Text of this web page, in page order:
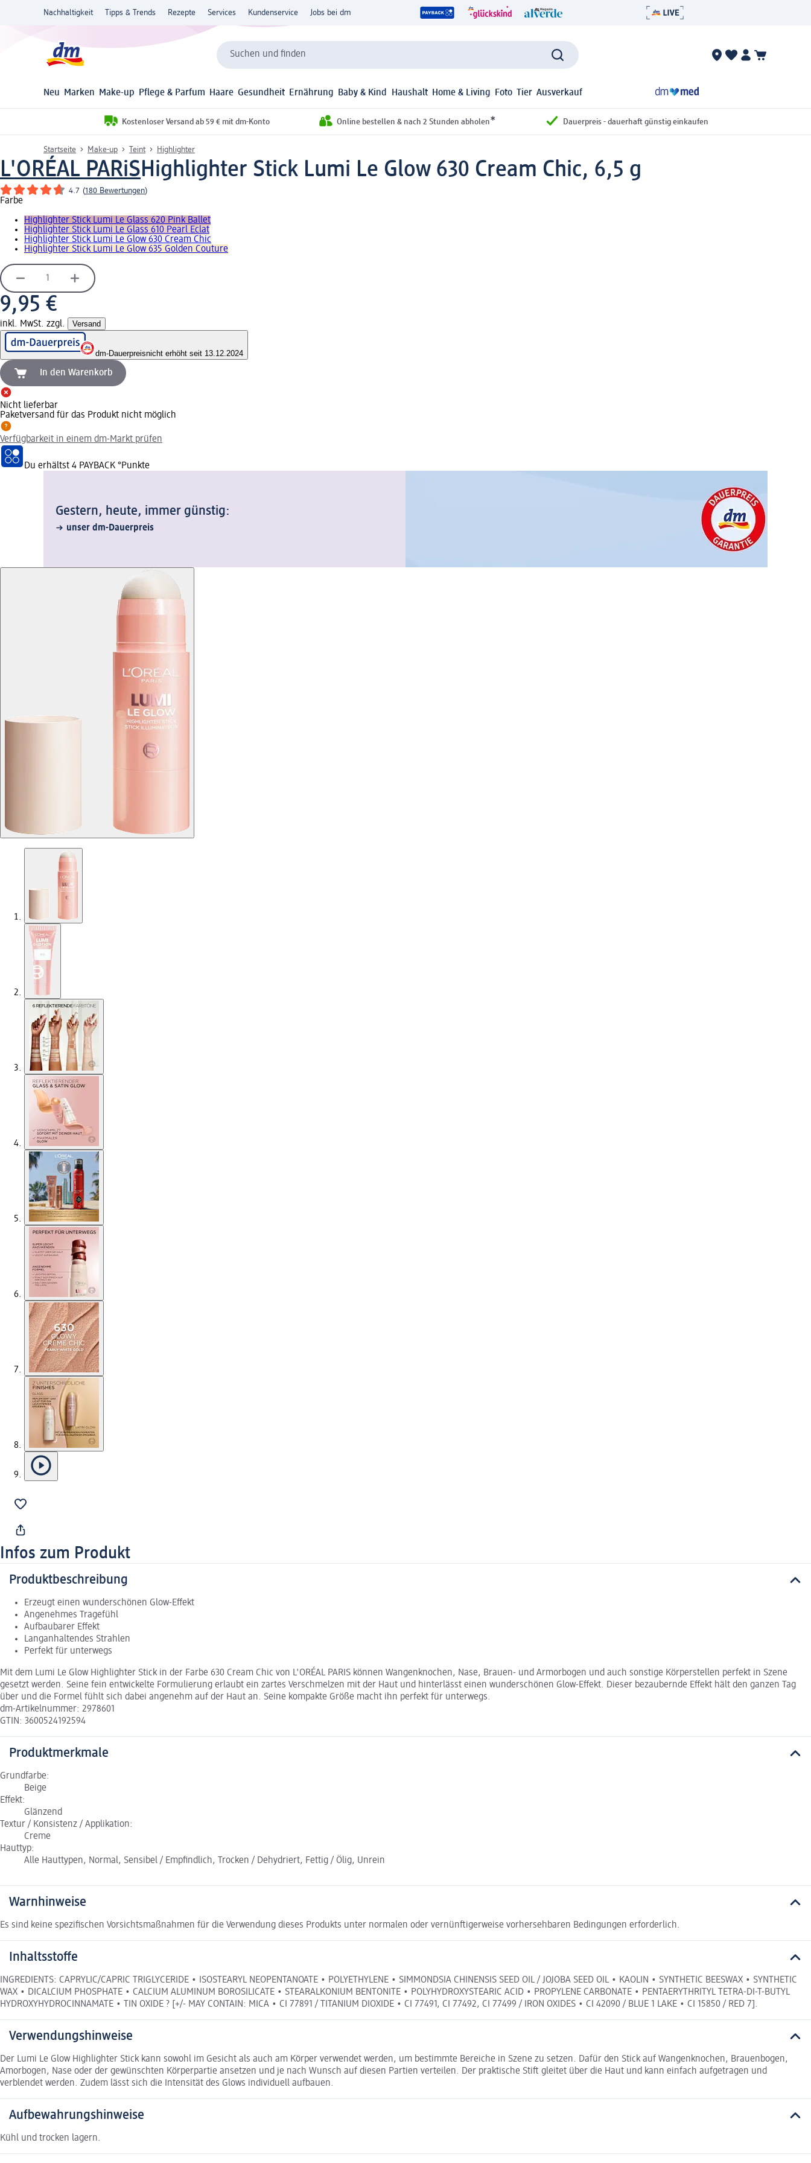
Nachhaltigkeit Tipps & Trends Rezepte Services Kundenservice Jobs bei dm
Suchen und finden
Neu Marken Make-up Pflege & Parfum Haare Gesundheit Ernährung Baby & Kind Haushalt Home & Living Foto Tier Ausverkauf
Kostenloser Versand ab 59 € mit dm-Konto Online bestellen & nach 2 Stunden abholen* Dauerpreis - dauerhaft günstig einkaufen
Startseite Make-up Teint Highlighter
L'ORÉAL PARiSHighlighter Stick Lumi Le Glow 630 Cream Chic, 6,5 g
4.7 (180 Bewertungen)
Farbe
Highlighter Stick Lumi Le Glass 620 Pink Ballet
Highlighter Stick Lumi Le Glass 610 Pearl Eclat
Highlighter Stick Lumi Le Glow 630 Cream Chic
Highlighter Stick Lumi Le Glow 635 Golden Couture
9,95 €
inkl. MwSt. zzgl. Versand
dm-Dauerpreisnicht erhöht seit 13.12.2024
In den Warenkorb
Nicht lieferbar
Paketversand für das Produkt nicht möglich
Verfügbarkeit in einem dm-Markt prüfen
Du erhältst 4 PAYBACK °Punkte
Gestern, heute, immer günstig:
unser dm-Dauerpreis
Infos zum Produkt
Produktbeschreibung
Erzeugt einen wunderschönen Glow-Effekt
Angenehmes Tragefühl
Aufbaubarer Effekt
Langanhaltendes Strahlen
Perfekt für unterwegs
Mit dem Lumi Le Glow Highlighter Stick in der Farbe 630 Cream Chic von L'ORÉAL PARIS können Wangenknochen, Nase, Brauen- und Armorbogen und auch sonstige Körperstellen perfekt in Szene
gesetzt werden. Seine fein entwickelte Formulierung erlaubt ein zartes Verschmelzen mit der Haut und hinterlässt einen wunderschönen Glow-Effekt. Dieser bezaubernde Effekt hält den ganzen Tag
über und die Formel fühlt sich dabei angenehm auf der Haut an. Seine kompakte Größe macht ihn perfekt für unterwegs.
dm-Artikelnummer: 2978601
GTIN: 3600524192594
Produktmerkmale
Grundfarbe:
Beige
Effekt:
Glänzend
Textur / Konsistenz / Applikation:
Creme
Hauttyp:
Alle Hauttypen, Normal, Sensibel / Empfindlich, Trocken / Dehydriert, Fettig / Ölig, Unrein
Warnhinweise
Es sind keine spezifischen Vorsichtsmaßnahmen für die Verwendung dieses Produkts unter normalen oder vernünftigerweise vorhersehbaren Bedingungen erforderlich.
Inhaltsstoffe
INGREDIENTS: CAPRYLIC/CAPRIC TRIGLYCERIDE • ISOSTEARYL NEOPENTANOATE • POLYETHYLENE • SIMMONDSIA CHINENSIS SEED OIL / JOJOBA SEED OIL • KAOLIN • SYNTHETIC BEESWAX • SYNTHETIC
WAX • DICALCIUM PHOSPHATE • CALCIUM ALUMINUM BOROSILICATE • STEARALKONIUM BENTONITE • POLYHYDROXYSTEARIC ACID • PROPYLENE CARBONATE • PENTAERYTHRITYL TETRA-DI-T-BUTYL
HYDROXYHYDROCINNAMATE • TIN OXIDE ? [+/- MAY CONTAIN: MICA • CI 77891 / TITANIUM DIOXIDE • CI 77491, CI 77492, CI 77499 / IRON OXIDES • CI 42090 / BLUE 1 LAKE • CI 15850 / RED 7].
Verwendungshinweise
Der Lumi Le Glow Highlighter Stick kann sowohl im Gesicht als auch am Körper verwendet werden, um bestimmte Bereiche in Szene zu setzen. Dafür den Stick auf Wangenknochen, Brauenbogen,
Amorbogen, Nase oder der gewünschten Körperpartie ansetzen und je nach Wunsch auf diesen Partien verteilen. Der praktische Stift gleitet über die Haut und kann einfach aufgetragen und
verblendet werden. Zudem lässt sich die Intensität des Glows individuell aufbauen.
Aufbewahrungshinweise
Kühl und trocken lagern.